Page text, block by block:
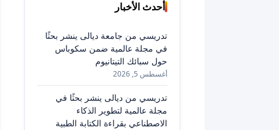
أحدث الأخبار
تدريسي من جامعة ديالى ينشر بحثًا
في مجلة عالمية ضمن سكوباس
حول سبائك التيتانيوم
أغسطس 5, 2026
تدريسي من ديالى ينشر بحثًا في
مجلة عالمية لتطوير الذكاء
الاصطناعي بقراءة الكتابة الطبية